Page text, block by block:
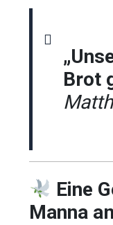
Brot
Eine
Manna